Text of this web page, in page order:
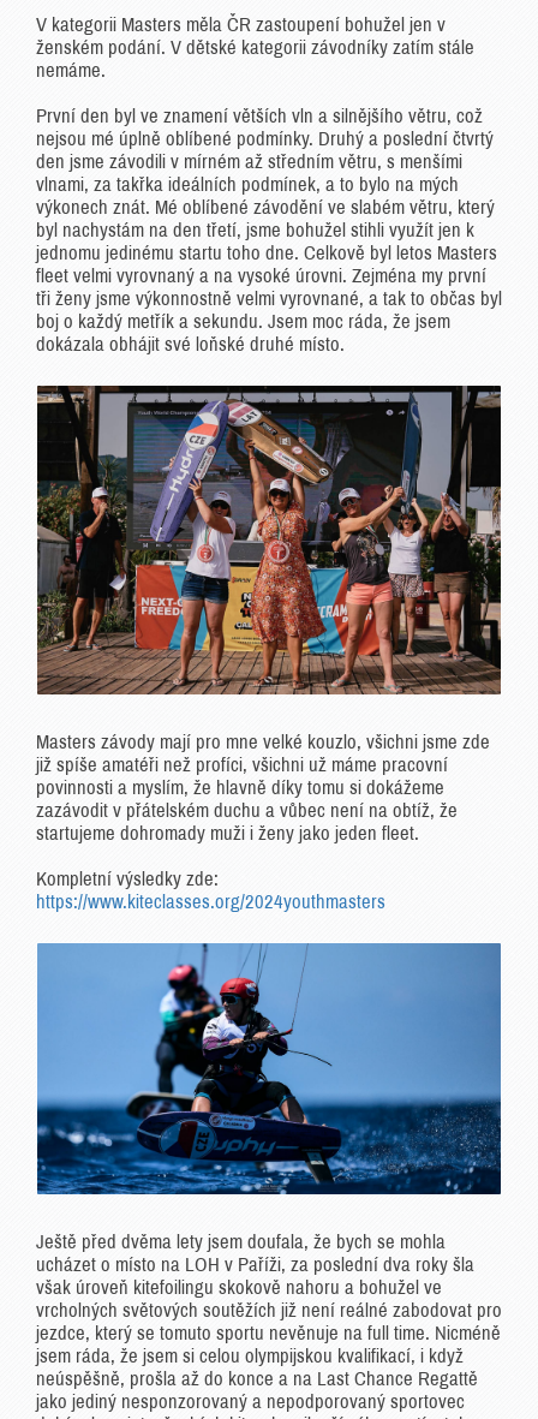
V kategorii Masters měla ČR zastoupení bohužel jen v
ženském podání. V dětské kategorii závodníky zatím stále
nemáme.
První den byl ve znamení větších vln a silnějšího větru, což
nejsou mé úplně oblíbené podmínky. Druhý a poslední čtvrtý
den jsme závodili v mírném až středním větru, s menšími
vlnami, za takřka ideálních podmínek, a to bylo na mých
výkonech znát. Mé oblíbené závodění ve slabém větru, který
byl nachystám na den třetí, jsme bohužel stihli využít jen k
jednomu jedinému startu toho dne. Celkově byl letos Masters
fleet velmi vyrovnaný a na vysoké úrovni. Zejména my první
tři ženy jsme výkonnostně velmi vyrovnané, a tak to občas byl
boj o každý metřík a sekundu. Jsem moc ráda, že jsem
dokázala obhájit své loňské druhé místo.
Masters závody mají pro mne velké kouzlo, všichni jsme zde
již spíše amatéři než profíci, všichni už máme pracovní
povinnosti a myslím, že hlavně díky tomu si dokážeme
zazávodit v přátelském duchu a vůbec není na obtíž, že
startujeme dohromady muži i ženy jako jeden fleet.
Kompletní výsledky zde:
https://www.kiteclasses.org/2024youthmasters
Ještě před dvěma lety jsem doufala, že bych se mohla
ucházet o místo na LOH v Paříži, za poslední dva roky šla
však úroveň kitefoilingu skokově nahoru a bohužel ve
vrcholných světových soutěžích již není reálné zabodovat pro
jezdce, který se tomuto sportu nevěnuje na full time. Nicméně
jsem ráda, že jsem si celou olympijskou kvalifikací, i když
neúspěšně, prošla až do konce a na Last Chance Regattě
jako jediný nesponzorovaný a nepodporovaný sportovec